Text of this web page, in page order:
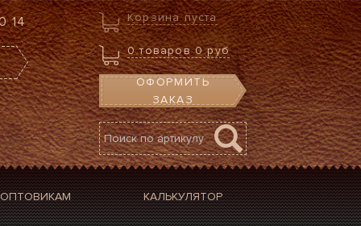
14 Корзина пуста
0 товаров 0 руб
ОФОРМИТЬ
ЗАКАЗ
ОПТОВИКАМ КАЛЬКУЛЯТОР